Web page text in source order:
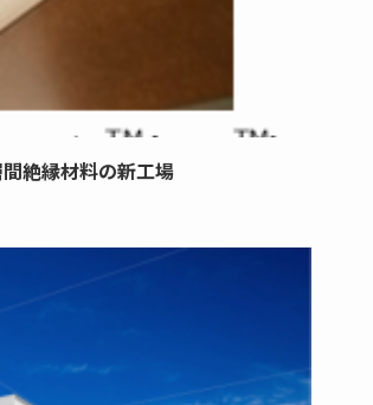
絶縁材料の新工場